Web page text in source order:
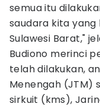
semua itu
saudara kita
Sulawesi Barat,"
Budiono merinci
telah dilakukan,
Menengah (JTM)
sirkuit (kms),